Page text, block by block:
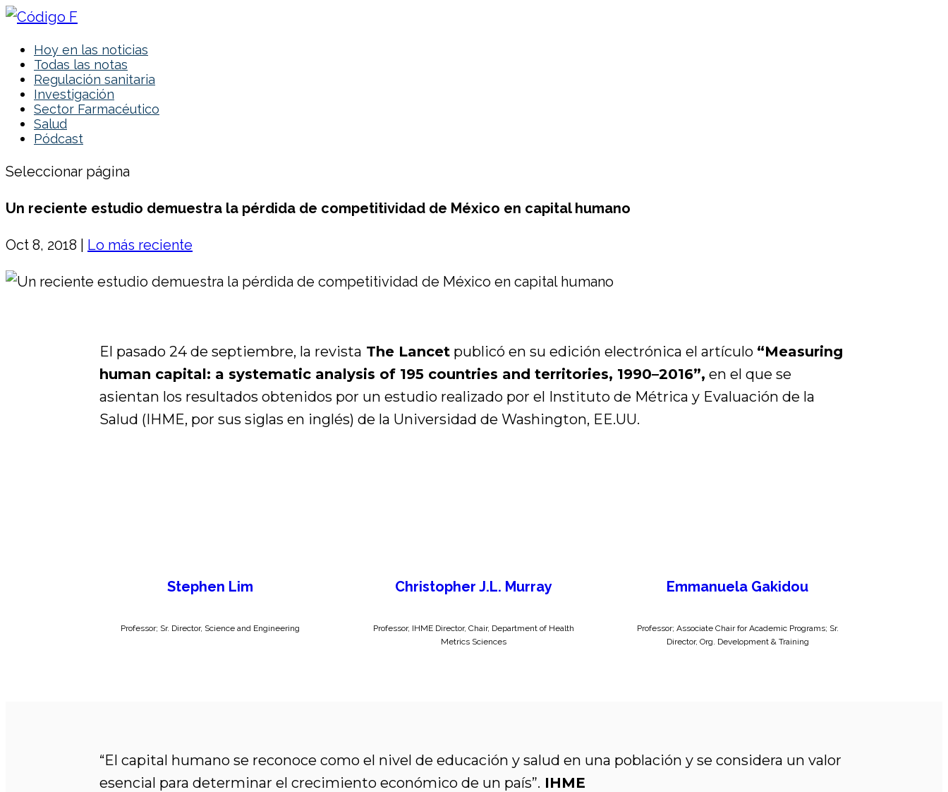
Hoy en las noticias
Todas las notas
Regulación sanitaria
Investigación
Sector Farmacéutico
Salud
Pódcast
Seleccionar página
Un reciente estudio demuestra la pérdida de competitividad de México en capital humano
Oct 8, 2018 Lo más reciente
El pasado 24 de septiembre, la revista The Lancetpublicó en su edición electrónica el artículo “Measuring
human capital: a systematic analysis of 195 countries and territories, 1990–2016”, en el que se
asientan los resultados obtenidos por un estudio realizado por el Instituto de Métrica y Evaluación de la
Salud (IHME, por sus siglas en inglés) de la Universidad de Washington, EE.UU.
Stephen Lim
Professor; Sr. Director, Science and Engineering
Christopher J.L. Murray
Professor, IHME Director, Chair, Department of Health
Metrics Sciences
Emmanuela Gakidou
Professor; Associate Chair for Academic Programs; Sr.
Director, Org. Development & Training
“El capital humano se reconoce como el nivel de educación y salud en una población y se considera un valor
esencial para determinar el crecimiento económico de un país”. IHME